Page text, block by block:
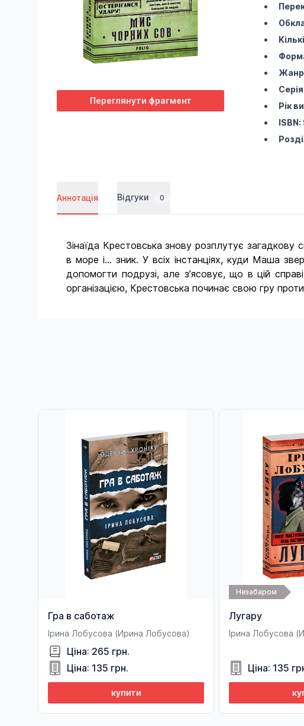
Переглянути фрагмент
Рік
ISBN:
Аннотація Відгуки 0
Зінаїда Крестовська знову розплутує загадкову
в море і... зник. У всіх інстанціях, куди Маша
допомогти подрузі, але з’ясовує, що в цій
організацією, Крестовська починає свою гру
Гра в саботаж
Ірина Лобусова (Ирина Лобусова)
Ціна: 265 грн.
Ціна: 135 грн.
купити
Незабаром
Лугару
Ірина Лобусова
Ціна: 135